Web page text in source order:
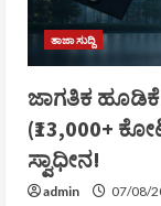
ತಾಜಾ ಸುದ್ದಿ
ಜಾಗತಿಕ
(₹13,000+
ಸ್ವಾಧೀನ!
admin 07/08/